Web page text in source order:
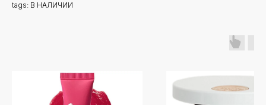
tags: В НАЛИЧИИ